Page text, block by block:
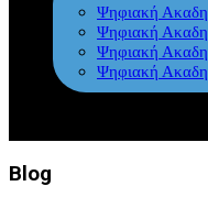
Ψηφιακή
Ψηφιακή
Ψηφιακή
Ψηφιακή
Blog